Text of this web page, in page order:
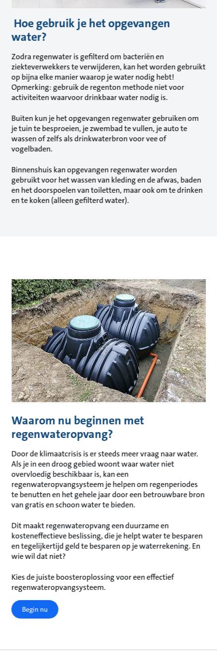
Hoe gebruik je het opgevangen
water?
Zodra regenwater is gefilterd om bacteriën en
ziekteverwekkers te verwijderen, kan het worden gebruikt
op bijna elke manier waarop je water nodig hebt!
Opmerking: gebruik de regenton methode niet voor
activiteiten waarvoor drinkbaar water nodig is.
Buiten kun je het opgevangen regenwater gebruiken om
je tuin te besproeien, je zwembad te vullen, je auto te
wassen of zelfs als drinkwaterbron voor vee of
vogelbaden.
Binnenshuis kan opgevangen regenwater worden
gebruikt voor het wassen van kleding en de afwas, baden
en het doorspoelen van toiletten, maar ook om te drinken
en te koken (alleen gefilterd water).
Waarom nu beginnen met
regenwateropvang?
Door de klimaatcrisis is er steeds meer vraag naar water.
Als je in een droog gebied woont waar water niet
overvloedig beschikbaar is, kan een
regenwateropvangsysteem je helpen om regenperiodes
te benutten en het gehele jaar door een betrouwbare bron
van gratis en schoon water te bieden.
Dit maakt regenwateropvang een duurzame en
kosteneffectieve beslissing, die je helpt water te besparen
en tegelijkertijd geld te besparen op je waterrekening. En
wie wil dat niet?
Kies de juiste boosteroplossing voor een effectief
regenwateropvangsysteem.
Begin nu